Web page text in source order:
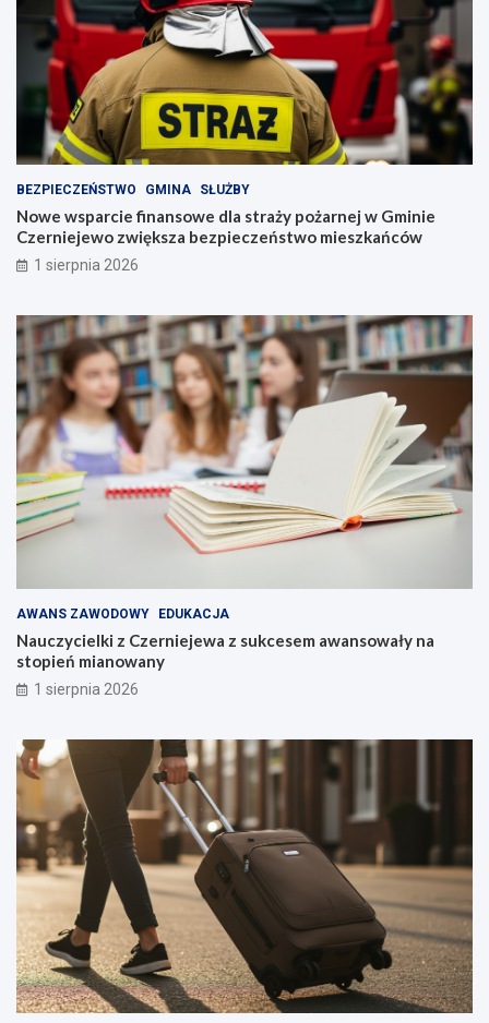
BEZPIECZEŃSTWO GMINA SŁUŻBY
Nowe wsparcie finansowe dla straży pożarnej w Gminie
Czerniejewo zwiększa bezpieczeństwo mieszkańców
1 sierpnia 2026
AWANS ZAWODOWY EDUKACJA
Nauczycielki z Czerniejewa z sukcesem awansowały na
stopień mianowany
1 sierpnia 2026